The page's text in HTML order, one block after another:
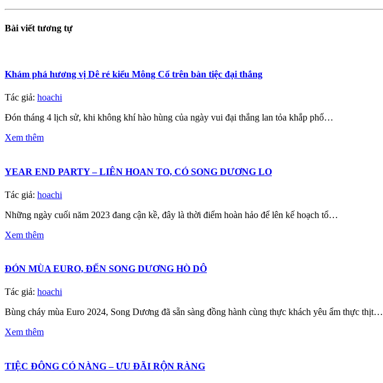
Bài viết tương tự
Khám phá hương vị Dê ré kiểu Mông Cổ trên bàn tiệc đại thắng
Tác giả: hoachi
Đón tháng 4 lịch sử, khi không khí hào hùng của ngày vui đại thắng lan tỏa khắp phố…
Xem thêm
YEAR END PARTY – LIÊN HOAN TO, CÓ SONG DƯƠNG LO
Tác giả: hoachi
Những ngày cuối năm 2023 đang cận kề, đây là thời điểm hoàn hảo để lên kế hoạch tổ…
Xem thêm
ĐÓN MÙA EURO, ĐẾN SONG DƯƠNG HÒ DÔ
Tác giả: hoachi
Bùng cháy mùa Euro 2024, Song Dương đã sẵn sàng đồng hành cùng thực khách yêu ẩm thực thịt…
Xem thêm
TIỆC ĐÔNG CÓ NÀNG – ƯU ĐÃI RỘN RÀNG️